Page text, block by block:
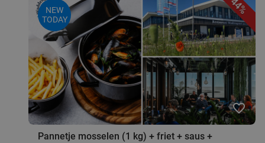
44%
NEW
TODAY
favorite_border
Pannetje mosselen (1 kg) + friet + saus +